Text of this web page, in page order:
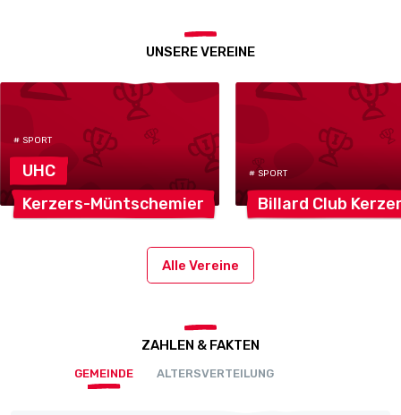
UNSERE VEREINE
# SPORT
UHC
Kerzers-Müntschemier
# SPORT
Billard Club
Alle Vereine
ZAHLEN & FAKTEN
GEMEINDE ALTERSVERTEILUNG